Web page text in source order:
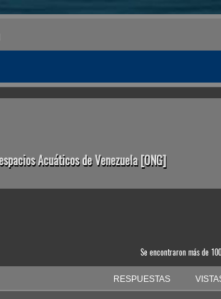
Acuáticos de Venezuela [ONG]
Se encontraron más de
RESPUESTAS